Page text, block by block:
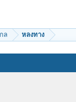
ล หลงทาง